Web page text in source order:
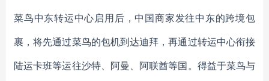
菜鸟中东转运中心启用后，中国商家发往中东的跨境包
裹，将先通过菜鸟的包机到达迪拜，再通过转运中心衔接
陆运卡班等运往沙特、阿曼、阿联酋等国。得益于菜鸟与